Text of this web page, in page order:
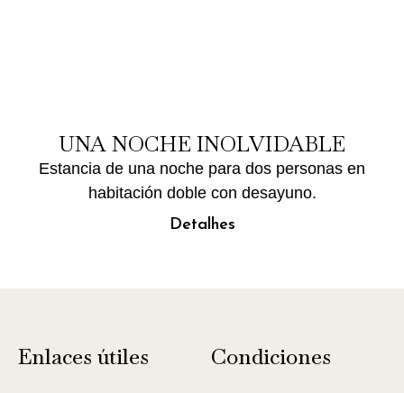
UNA NOCHE INOLVIDABLE
Estancia de una noche para dos personas en
habitación doble con desayuno.
Detalhes
Enlaces útiles Condiciones